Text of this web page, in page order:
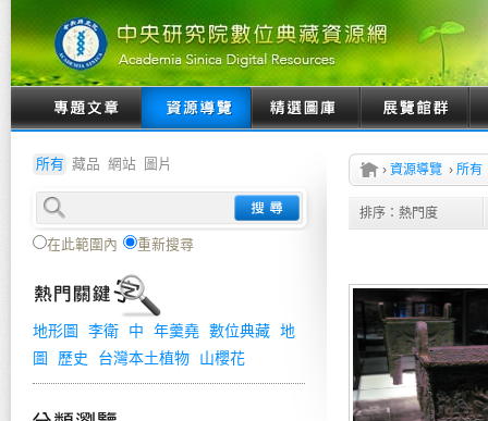
所有 藏品 網站 圖片
在此範圍內 重新搜尋
地形圖 李衛 中 年羹堯 數位典藏 地
圖
歷史 台灣本土植物 山櫻花
› 資源導覽 › 所有
排序： 熱門度